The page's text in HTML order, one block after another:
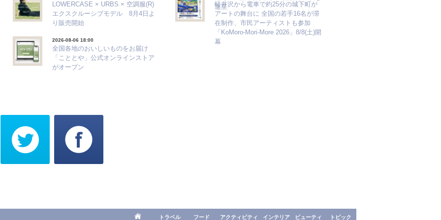
進呈
LOWERCASE × URBS × 空調服(R)
エクスクルーシブモデル 8月4日よ
り販売開始
軽井沢から電車で約25分の城下町が
アートの舞台に 全国の若手16名が滞
在制作、市民アーティストも参加
「KoMoro-Mori-More 2026」8/8(土)開
幕
2026-08-06 18:00
全国各地のおいしいものをお届け
「こととや」公式オンラインストア
がオープン
トラベル フード アクティビティ インテリア ビューティ トピック